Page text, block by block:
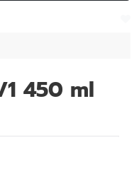
450 ml